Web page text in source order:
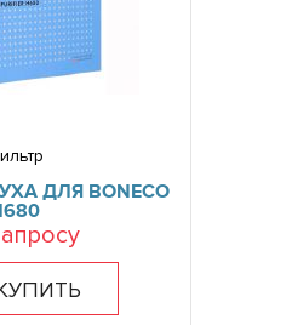
ДЛЯ BONECO